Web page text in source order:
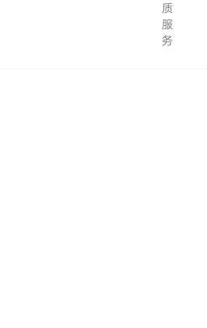
质
服
务